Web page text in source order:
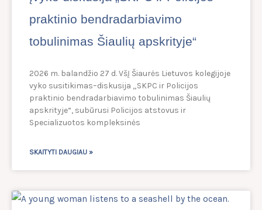
praktinio bendradarbiavimo
tobulinimas Šiaulių apskrityje“
2026 m. balandžio 27 d. VšĮ Šiaurės Lietuvos kolegijoje
vyko susitikimas–diskusija „SKPC ir Policijos
praktinio bendradarbiavimo tobulinimas Šiaulių
apskrityje“, subūrusi Policijos atstovus ir
Specializuotos kompleksinės
SKAITYTI DAUGIAU »